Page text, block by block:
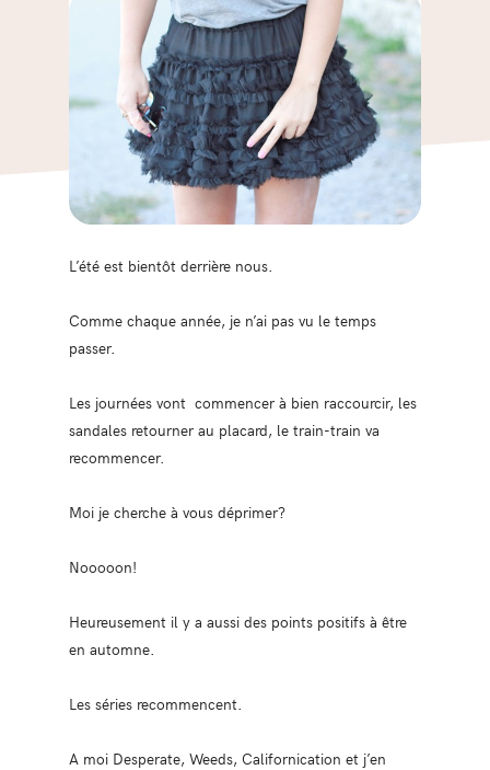
L’été est bientôt derrière nous.
Comme chaque année, je n’ai pas vu le temps
passer.
Les journées vont commencer à bien raccourcir, les
sandales retourner au placard, le train-train va
recommencer.
Moi je cherche à vous déprimer?
Nooooon!
Heureusement il y a aussi des points positifs à être
en automne.
Les séries recommencent.
A moi Desperate, Weeds, Californication et j’en